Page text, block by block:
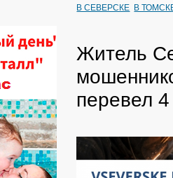
В СЕВЕРСКЕ В
Житель
перевел